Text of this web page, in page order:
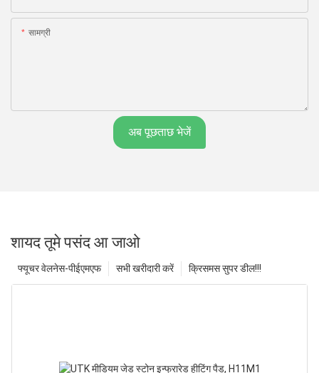
सामग्री
अब पूछताछ भेजें
शायद तूमे पसंद आ जाओ
क्रिसमस सुपर डील!!!
सभी खरीदारी करें
फ्यूचर वेलनेस-पीईएमएफ